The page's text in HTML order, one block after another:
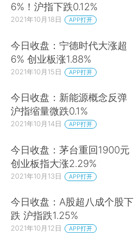
6%！沪指下跌0.12%
2021年10月18日 APP打开
今日收盘：宁德时代大涨超
6% 创业板涨1.88%
2021年10月15日 APP打开
今日收盘：新能源概念反弹
沪指缩量微跌0.1%
2021年10月14日 APP打开
今日收盘：茅台重回1900元
创业板指大涨2.29%
2021年10月13日 APP打开
今日收盘：A股超八成个股下
跌 沪指跌1.25%
2021年10月12日 APP打开